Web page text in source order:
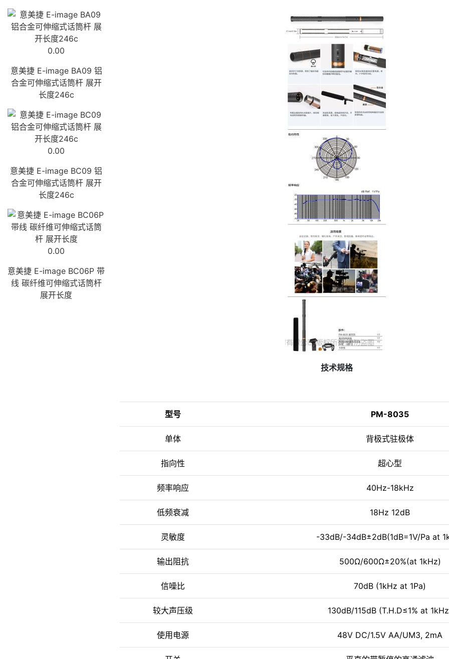
0.00
意美捷 E-image BA09 铝
合金可伸缩式话筒杆 展开
长度246c
0.00
意美捷 E-image BC09 铝
合金可伸缩式话筒杆 展开
长度246c
0.00
意美捷 E-image BC06P 带
线 碳纤维可伸缩式话筒杆
展开长度
技术规格
型号 PM-8035
单体 背极式驻极体
指向性 超心型
频率响应 40Hz-18kHz
低频衰减 18Hz 12dB
灵敏度 -33dB/-34dB±2dB(1dB=1V/Pa at
输出阻抗 500Ω/600Ω±20%(at 1kHz)
信噪比 70dB (1kHz at 1Pa)
较大声压级 130dB/115dB (T.H.D≤1% at
使用电源 48V DC/1.5V AA/UM3, 2mA